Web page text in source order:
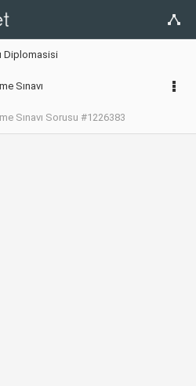
Diplomasisi
Sınavı
Sınavı Sorusu #1226383